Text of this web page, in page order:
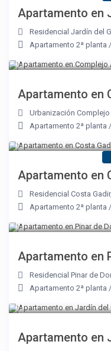
Apartamento en
Residencial Jardín del
Apartamento 2ª planta
Apartamento en
Urbanización
Apartamento 2ª planta
Apartamento en
Residencial Costa Gadir
Apartamento 2ª planta
Apartamento en
Residencial Pinar de
Apartamento 2ª planta
Apartamento en